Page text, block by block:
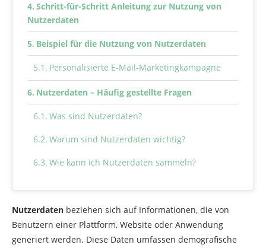
Schritt-für-Schritt Anleitung zur Nutzung von
Nutzerdaten
Beispiel für die Nutzung von Nutzerdaten
Personalisierte E-Mail-Marketingkampagne
Nutzerdaten – Häufig gestellte Fragen
Was sind Nutzerdaten?
Warum sind Nutzerdaten wichtig?
Wie kann ich Nutzerdaten sammeln?
Wie kann ich den Datenschutz bei der Nutzung
von Nutzerdaten gewährleisten?
Nutzerdaten beziehen sich auf Informationen, die von
Benutzern einer Plattform, Website oder Anwendung
generiert werden. Diese Daten umfassen demografische